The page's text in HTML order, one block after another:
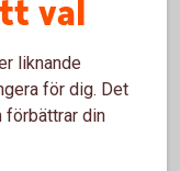
val
liknande
för dig. Det
förbättrar din